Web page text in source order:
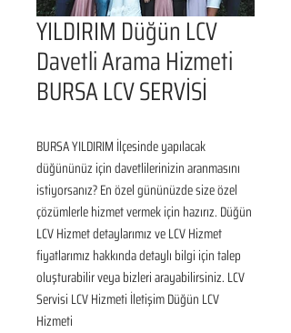
YILDIRIM Düğün LCV
Davetli Arama Hizmeti
BURSA LCV SERVİSİ
BURSA YILDIRIM İlçesinde yapılacak
düğününüz için davetlilerinizin aranmasını
istiyorsanız? En özel gününüzde size özel
çözümlerle hizmet vermek için hazırız. Düğün
LCV Hizmet detaylarımız ve LCV Hizmet
fiyatlarımız hakkında detaylı bilgi için talep
oluşturabilir veya bizleri arayabilirsiniz. LCV
Servisi LCV Hizmeti İletişim Düğün LCV
Hizmeti